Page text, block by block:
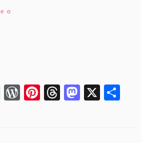
o
W W
Pi
T
M
X